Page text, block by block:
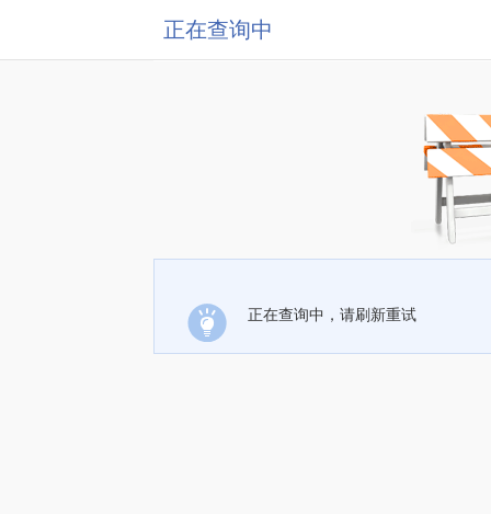
正在查询中
正在查询中，请刷新重试